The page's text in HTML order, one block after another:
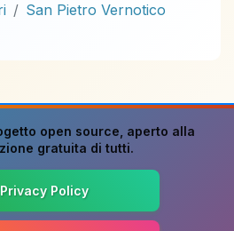
San Pietro Vernotico
open source , aperto alla
gratuita di tutti.
Privacy Policy